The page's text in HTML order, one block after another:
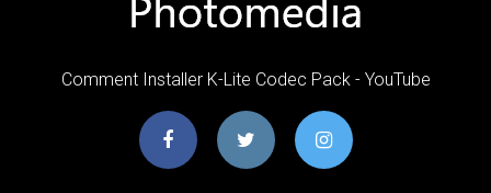
Comment Installer K-Lite Codec Pack - YouTube